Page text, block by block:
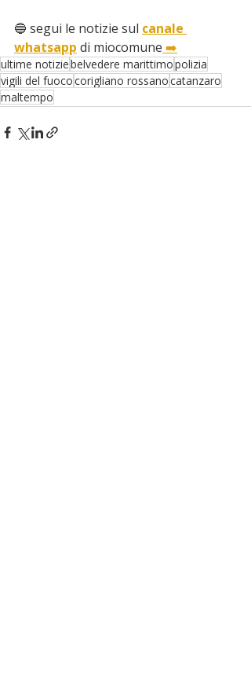
🔵 segui le notizie sul canale
whatsapp di miocomune ➡️
ultime notiziebelvedere marittimopolizia
vigili del fuococorigliano rossanocatanzaro
maltempo